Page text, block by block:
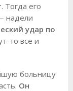
. Тогда его
надели
удар по
то все и
больницу
Он